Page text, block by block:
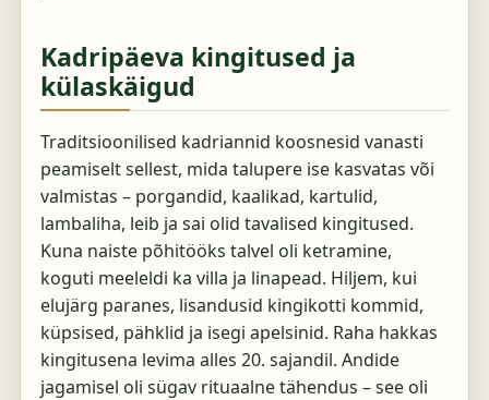
Kadripäeva kingitused ja
külaskäigud
Traditsioonilised kadriannid koosnesid vanasti
peamiselt sellest, mida talupere ise kasvatas või
valmistas – porgandid, kaalikad, kartulid,
lambaliha, leib ja sai olid tavalised kingitused.
Kuna naiste põhitööks talvel oli ketramine,
koguti meeleldi ka villa ja linapead. Hiljem, kui
elujärg paranes, lisandusid kingikotti kommid,
küpsised, pähklid ja isegi apelsinid. Raha hakkas
kingitusena levima alles 20. sajandil. Andide
jagamisel oli sügav rituaalne tähendus – see oli